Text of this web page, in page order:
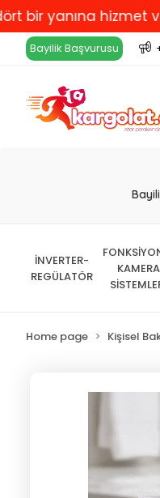
hizmet
Bayilik Başvurusu
İNVERTER-
REGÜLATÖR
KAMERA
Home page Kişisel